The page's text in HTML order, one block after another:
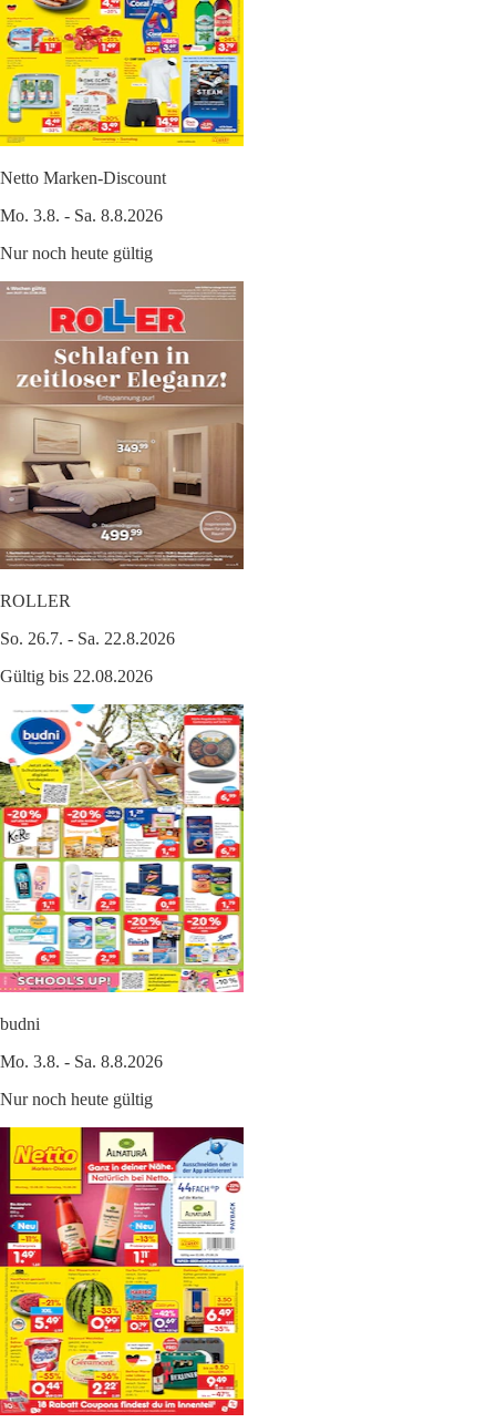
Netto Marken-Discount
Mo. 3.8. - Sa. 8.8.2026
Nur noch heute gültig
ROLLER
So. 26.7. - Sa. 22.8.2026
Gültig bis 22.08.2026
budni
Mo. 3.8. - Sa. 8.8.2026
Nur noch heute gültig